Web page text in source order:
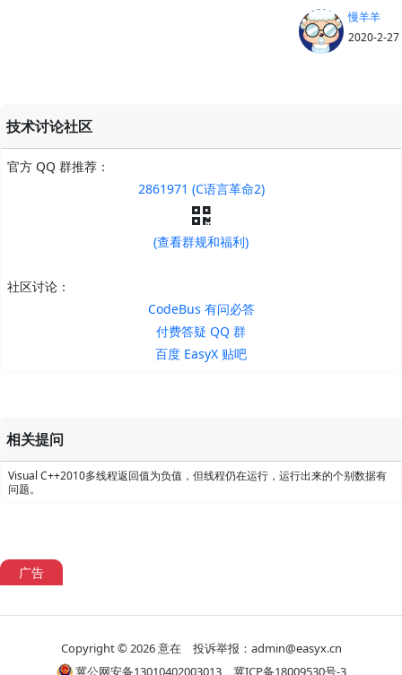
慢羊羊
2020-2-27
技术讨论社区
官方 QQ 群推荐：
2861971 (C语言革命2)
(查看群规和福利)
社区讨论：
CodeBus 有问必答
付费答疑 QQ 群
百度 EasyX 贴吧
相关提问
Visual C++2010多线程返回值为负值，但线程仍在运行，运行出来的个别数据有
问题。
广告
Copyright © 2026意在投诉举报：admin@easyx.cn
冀公网安备13010402003013
冀ICP备18009530号-3